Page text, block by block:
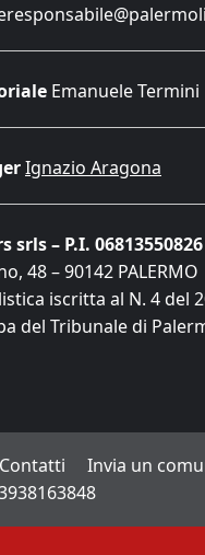
Emanuele Termini
Ignazio Aragona
srls – P.I. 06813550826
48 – 90142 PALERMO
iscritta al N. 4 del
del Tribunale di
Contatti
Invia un